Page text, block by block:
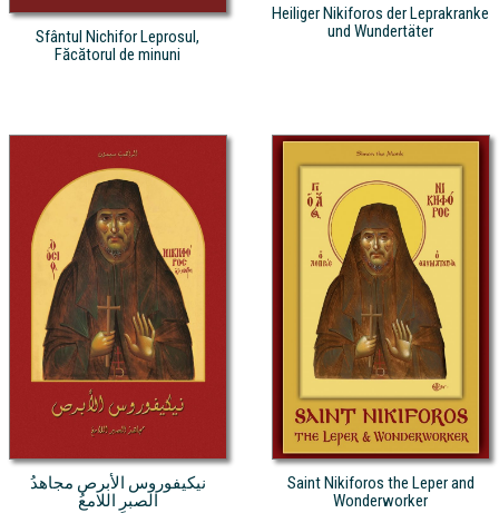
Sfântul Nichifor Leprosul,
Făcătorul de minuni
Heiliger Nikiforos der Leprakranke
und Wundertäter
نيكيفوروس الأبرص مجاهدُ
الصبرِ اللامعُ
Saint Nikiforos the Leper and
Wonderworker